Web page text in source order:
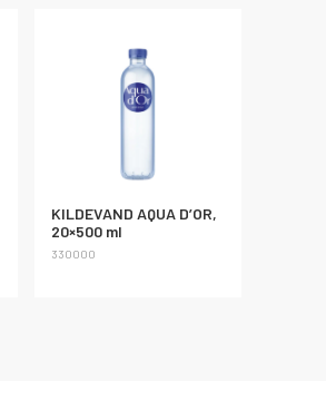
KILDEVAND AQUA D’OR,
20×500 ml
330000